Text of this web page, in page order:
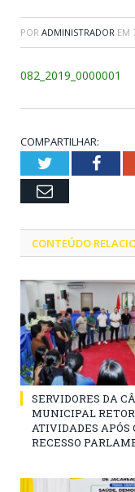
POR ADMINISTRADOR EM
082_2019_0000001
COMPARTILHAR:
Twitter
Email
CONTEÚDO
SERVIDORES DA
MUNICIPAL
ATIVIDADES APÓS
RECESSO